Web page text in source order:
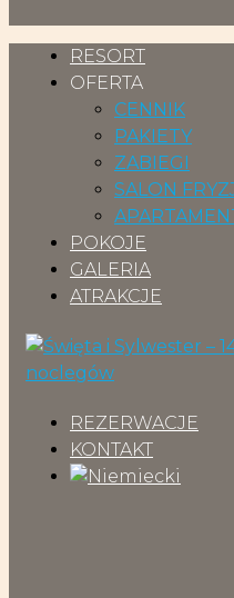
RESORT
OFERTA
CENNIK
PAKIETY
ZABIEGI
SALON
POKOJE
GALERIA
ATRAKCJE
REZERWACJE
KONTAKT